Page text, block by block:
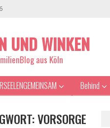
UND WINKEN
aus Köln
Behind
VORSORGE